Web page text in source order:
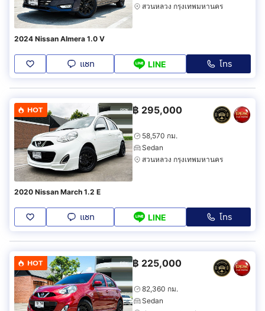
สวนหลวง กรุงเทพมหานคร
2024 Nissan Almera 1.0 V
แชท LINE โทร
HOT ฿ 295,000
58,570 กม.
Sedan
สวนหลวง กรุงเทพมหานคร
2020 Nissan March 1.2 E
แชท LINE โทร
HOT ฿ 225,000
82,360 กม.
Sedan